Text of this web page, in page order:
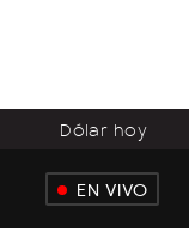
Dólar hoy
EN VIVO